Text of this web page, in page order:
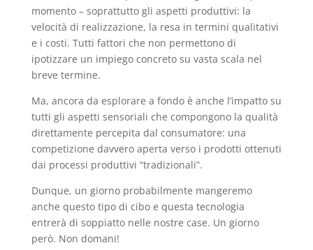
momento – soprattutto gli aspetti produttivi: la
velocità di realizzazione, la resa in termini qualitativi
e i costi. Tutti fattori che non permettono di
ipotizzare un impiego concreto su vasta scala nel
breve termine.
Ma, ancora da esplorare a fondo è anche l’impatto su
tutti gli aspetti sensoriali che compongono la qualità
direttamente percepita dal consumatore: una
competizione davvero aperta verso i prodotti ottenuti
dai processi produttivi “tradizionali”.
Dunque, un giorno probabilmente mangeremo
anche questo tipo di cibo e questa tecnologia
entrerà di soppiatto nelle nostre case. Un giorno
però. Non domani!